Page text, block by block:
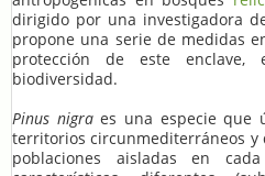
dirigido por una investigadora
propone una serie de medidas
protección de este enclave,
biodiversidad.
Pinus nigraes una especie que
territorios circunmediterráneos y
poblaciones aisladas en